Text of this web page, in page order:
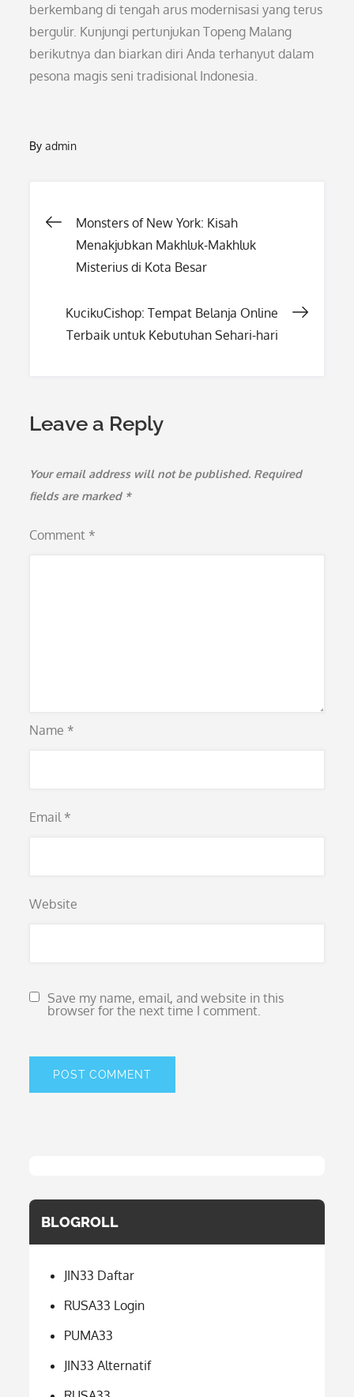
berkembang di tengah arus modernisasi yang terus
bergulir. Kunjungi pertunjukan Topeng Malang
berikutnya dan biarkan diri Anda terhanyut dalam
pesona magis seni tradisional Indonesia.
Byadmin
Post
navigation
Monsters of New York: Kisah
Menakjubkan Makhluk-Makhluk
Misterius di Kota Besar
KucikuCishop: Tempat Belanja Online
Terbaik untuk Kebutuhan Sehari-hari
Leave a Reply
Your email address will not be published. Required
fields are marked *
Comment *
Name *
Email *
Website
Save my name, email, and website in this
browser for the next time I comment.
BLOGROLL
JIN33 Daftar
RUSA33 Login
PUMA33
JIN33 Alternatif